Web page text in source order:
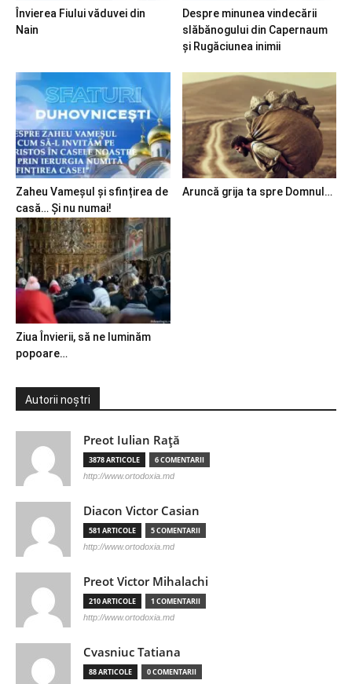
Învierea Fiului văduvei din
Nain
Despre minunea vindecării
slăbănogului din Capernaum
și Rugăciunea inimii
Zaheu Vameșul și sfințirea de
casă… Și nu numai!
Aruncă grija ta spre Domnul…
Ziua Învierii, să ne luminăm
popoare…
Autorii noștri
Preot Iulian Raţă
3878 ARTICOLE 6 COMENTARII
http://www.ortodoxia.md
Diacon Victor Casian
581 ARTICOLE 5 COMENTARII
http://www.ortodoxia.md
Preot Victor Mihalachi
210 ARTICOLE 1 COMENTARII
http://www.ortodoxia.md
Cvasniuc Tatiana
88 ARTICOLE 0 COMENTARII